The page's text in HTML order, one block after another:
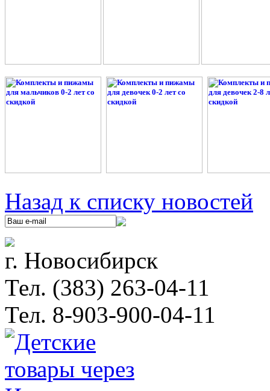
Назад к списку новостей
г. Новосибирск
Тел. (383) 263-04-11
Тел. 8-903-900-04-11